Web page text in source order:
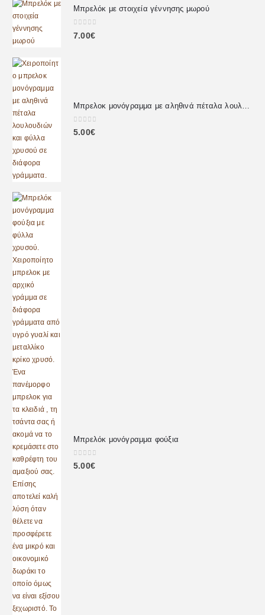
Μπρελόκ με στοιχεία γέννησης μωρού
0out of 5
7.00€
0 out of 5
5.00€
Μπρελόκ μονόγραμμα φούξια
0 out of 5
5.00€